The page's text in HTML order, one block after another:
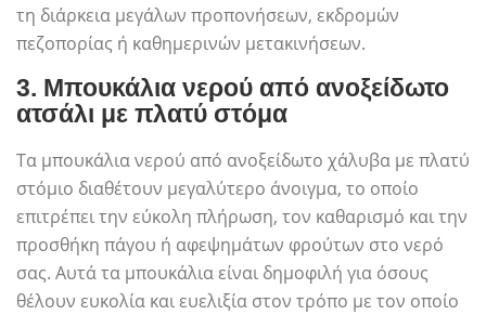
τη διάρκεια μεγάλων προπονήσεων, εκδρομών
πεζοπορίας ή καθημερινών μετακινήσεων.
3. Μπουκάλια νερού από ανοξείδωτο
ατσάλι με πλατύ στόμα
Τα μπουκάλια νερού από ανοξείδωτο χάλυβα με πλατύ
στόμιο διαθέτουν μεγαλύτερο άνοιγμα, το οποίο
επιτρέπει την εύκολη πλήρωση, τον καθαρισμό και την
προσθήκη πάγου ή αφεψημάτων φρούτων στο νερό
σας. Αυτά τα μπουκάλια είναι δημοφιλή για όσους
θέλουν ευκολία και ευελιξία στον τρόπο με τον οποίο